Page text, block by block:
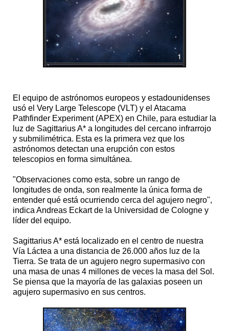
El equipo de astrónomos europeos y estadounidenses
usó el Very Large Telescope (VLT) y el Atacama
Pathfinder Experiment (APEX) en Chile, para estudiar la
luz de Sagittarius A* a longitudes del cercano infrarrojo
y submilimétrica. Esta es la primera vez que los
astrónomos detectan una erupción con estos
telescopios en forma simultánea.
"Observaciones como esta, sobre un rango de
longitudes de onda, son realmente la única forma de
entender qué está ocurriendo cerca del agujero negro",
indica Andreas Eckart de la Universidad de Cologne y
líder del equipo.
Sagittarius A* está localizado en el centro de nuestra
Vía Láctea a una distancia de 26.000 años luz de la
Tierra. Se trata de un agujero negro supermasivo con
una masa de unas 4 millones de veces la masa del Sol.
Se piensa que la mayoría de las galaxias poseen un
agujero supermasivo en sus centros.